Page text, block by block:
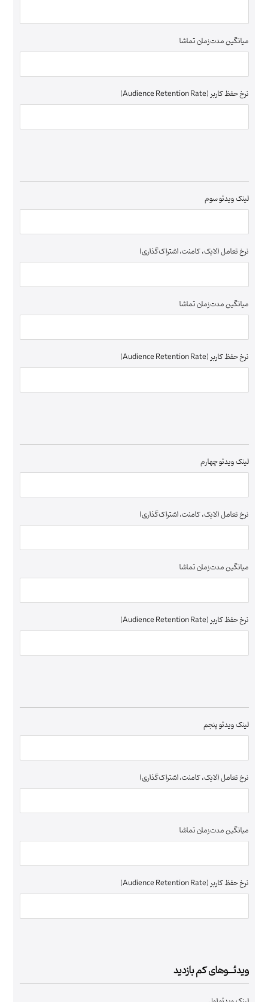
میانگین مدت‌زمان تماشا
نرخ حفظ کاربر (Audience Retention Rate)
لینک ویدئو سوم
نرخ تعامل (لایک، کامنت، اشتراک‌گذاری)
میانگین مدت‌زمان تماشا
نرخ حفظ کاربر (Audience Retention Rate)
لینک ویدئو چهارم
نرخ تعامل (لایک، کامنت، اشتراک‌گذاری)
میانگین مدت‌زمان تماشا
نرخ حفظ کاربر (Audience Retention Rate)
لینک ویدئو پنجم
نرخ تعامل (لایک، کامنت، اشتراک‌گذاری)
میانگین مدت‌زمان تماشا
نرخ حفظ کاربر (Audience Retention Rate)
ویدئـــوهای کم بازدید